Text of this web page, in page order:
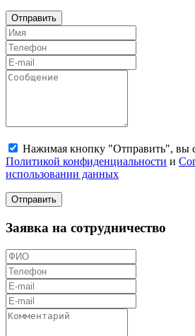
Отправить
Нажимая кнопку "Отправить", вы
Политикой конфиденциальности и
использовании данных
Отправить
Заявка на сотрудничество